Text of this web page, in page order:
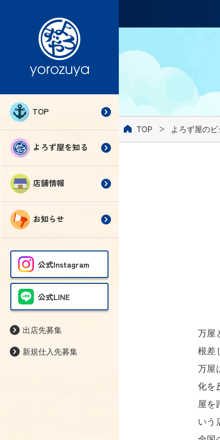
TOP
よろず屋を知る
店舗情報
お知らせ
公式Instagram
公式LINE
出店先募集
新規仕入先募集
TOP よろず屋の
万屋
根差
万屋
化を
屋を
いう